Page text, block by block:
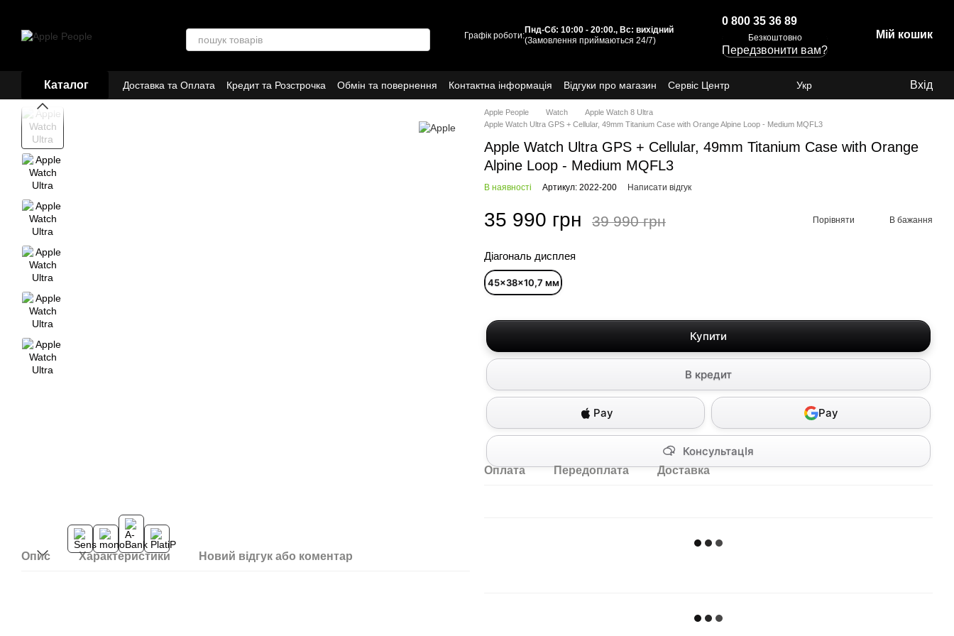
Графік роботи:
Пнд-Сб: 10:00 - 20:00., Вс: вихідний
(Замовлення приймаються 24/7)
0 800 35 36 89
Безкоштовно
Передзвонити вам?
Мій кошик
Каталог Доставка та Оплата Кредит та Розстрочка Обмін та повернення Контактна інформація Відгуки про магазин
Сервіс Центр
Договір публічної оферти
Партнери Про нас
Укр Вхід
Опис Характеристики Новий відгук або коментар
Apple People Watch
Apple Watch 8 Ultra
Apple Watch Ultra GPS + Cellular, 49mm Titanium Case with Orange Alpine Loop - Medium MQFL3
Apple Watch Ultra GPS + Cellular, 49mm Titanium Case with Orange
Alpine Loop - Medium MQFL3
В наявності Артикул: 2022-200 Написати відгук
35 990 грн 39 990 грн Порівняти В бажання
Діагональ дисплея
45×38×10,7 мм
Купити
В кредит
КонсультацІя
Pay Pay
Оплата Передоплата Доставка